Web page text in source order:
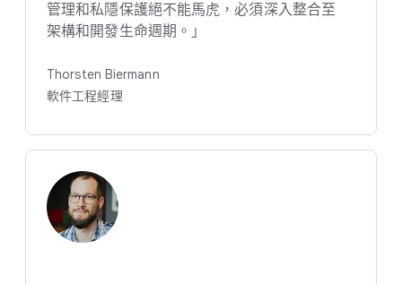
管理​和​私隱​保護​絕​不能​馬虎，​必須​深入​整合​至​
架構​和​開發生​命​週期。​」
Thorsten Biermann
軟件​工程​經理